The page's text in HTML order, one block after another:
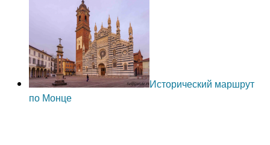
Исторический маршрут
по Монце